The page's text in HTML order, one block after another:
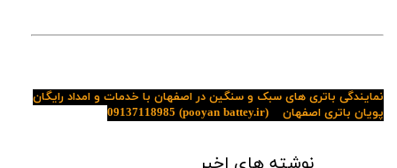
نمایندگی باتری های سبک و سنگین در اصفهان با خدمات و امداد رایگان
پویان باتری اصفهان
(pooyan battey.ir)
09137118985